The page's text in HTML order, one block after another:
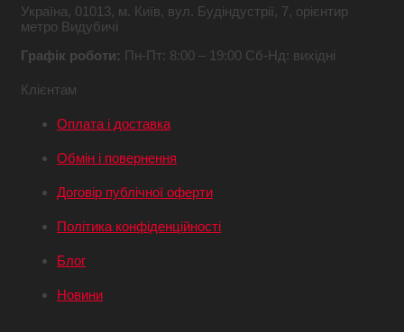
Україна, 01013, м. Київ, вул. Будіндустрії, 7, орієнтир
метро Видубичі
Графік роботи: Пн-Пт: 8:00 – 19:00 Сб-Нд: вихідні
Клієнтам
Оплата і доставка
Обмін і повернення
Договір публічної оферти
Політика конфіденційності
Блог
Новини